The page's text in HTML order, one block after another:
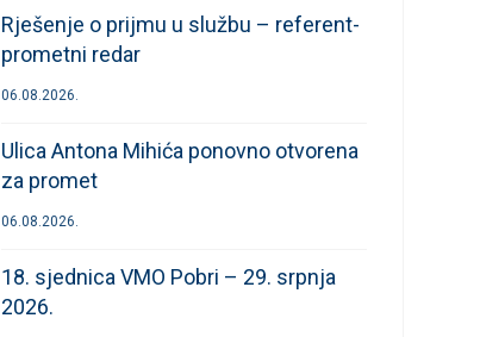
Rješenje o prijmu u službu – referent-
prometni redar
06.08.2026.
Ulica Antona Mihića ponovno otvorena
za promet
06.08.2026.
18. sjednica VMO Pobri – 29. srpnja
2026.